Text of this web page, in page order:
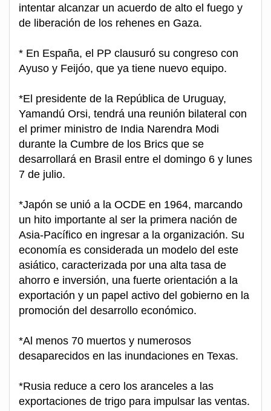
intentar alcanzar un acuerdo de alto el fuego y
de liberación de los rehenes en Gaza.
* En España, el PP clausuró su congreso con
Ayuso y Feijóo, que ya tiene nuevo equipo.
*El presidente de la República de Uruguay,
Yamandú Orsi, tendrá una reunión bilateral con
el primer ministro de India Narendra Modi
durante la Cumbre de los Brics que se
desarrollará en Brasil entre el domingo 6 y lunes
7 de julio.
*Japón se unió a la OCDE en 1964, marcando
un hito importante al ser la primera nación de
Asia-Pacífico en ingresar a la organización. Su
economía es considerada un modelo del este
asiático, caracterizada por una alta tasa de
ahorro e inversión, una fuerte orientación a la
exportación y un papel activo del gobierno en la
promoción del desarrollo económico.
*Al menos 70 muertos y numerosos
desaparecidos en las inundaciones en Texas.
*Rusia reduce a cero los aranceles a las
exportaciones de trigo para impulsar las ventas.